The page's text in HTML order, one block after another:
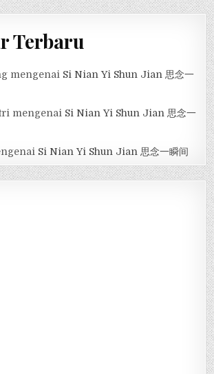
Terbaru
mengenai Si Nian Yi Shun Jian 思念一
mengenai Si Nian Yi Shun Jian 思念一
Si Nian Yi Shun Jian 思念一瞬间